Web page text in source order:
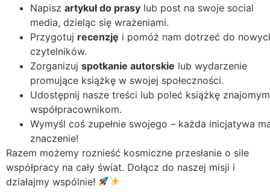
Napisz artykuł do prasy lub post na swoje social
media, dzieląc się wrażeniami.
Przygotuj recenzję i pomóż nam dotrzeć do
czytelników.
Zorganizuj spotkanie autorskie lub wydarzenie
promujące książkę w swojej społeczności.
Udostępnij nasze treści lub poleć książkę
współpracownikom.
Wymyśl coś zupełnie swojego – każda inicjatywa
znaczenie!
Razem możemy roznieść kosmiczne przesłanie o sile
współpracy na cały świat. Dołącz do naszej misji i
działajmy wspólnie!